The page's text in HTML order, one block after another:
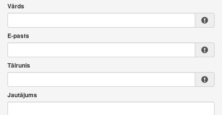
Vārds
E-pasts
Tālrunis
Jautājums